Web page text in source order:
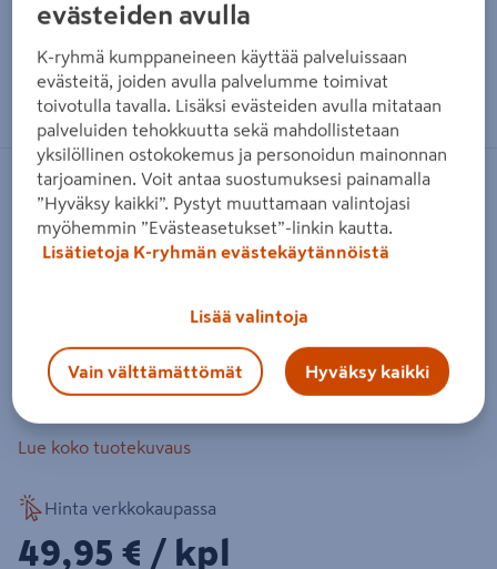
Zoomaa kuvaa sormilla kosketusnäytöllä
Tuoli Cello Patio harmaa
CELLO
2 arvostelua
Taitettava Cello Patio-tuoli harmaaksi maalattua FSC-
sertifioitua akasiapuuta. Istuinkorkeus 45 cm, painorajoitus
Lue koko tuotekuvaus
Hinta verkkokaupassa
49,95€/kpl
49,95 € / kpl
evästeiden avulla
K-ryhmä kumppaneineen käyttää palveluissaan
evästeitä, joiden avulla palvelumme toimivat
toivotulla tavalla. Lisäksi evästeiden avulla mitataan
palveluiden tehokkuutta sekä mahdollistetaan
yksilöllinen ostokokemus ja personoidun mainonnan
tarjoaminen. Voit antaa suostumuksesi painamalla
”Hyväksy kaikki”. Pystyt muuttamaan valintojasi
myöhemmin ”Evästeasetukset”-linkin kautta.
Lisätietoja K-ryhmän evästekäytännöistä
Lisää valintoja
Vain välttämättömät Hyväksy kaikki